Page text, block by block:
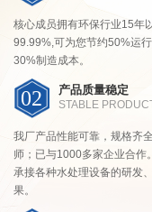
核心成员拥有环保行业15年
99.99%,可为您节约50%运
30%制造成本。
02 产品质量稳定
STABLE
我厂产品性能可靠，规格齐
师；已与1000多家企业合作
承接各种水处理设备的研发
果。